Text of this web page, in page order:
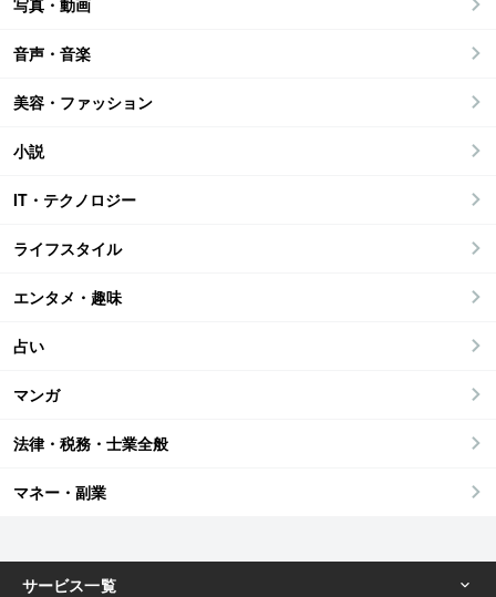
写真・動画
音声・音楽
美容・ファッション
小説
IT・テクノロジー
ライフスタイル
エンタメ・趣味
占い
マンガ
法律・税務・士業全般
マネー・副業